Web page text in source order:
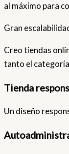
al máximo para
Gran
Creo tiendas
tanto el
Tienda
Un diseño